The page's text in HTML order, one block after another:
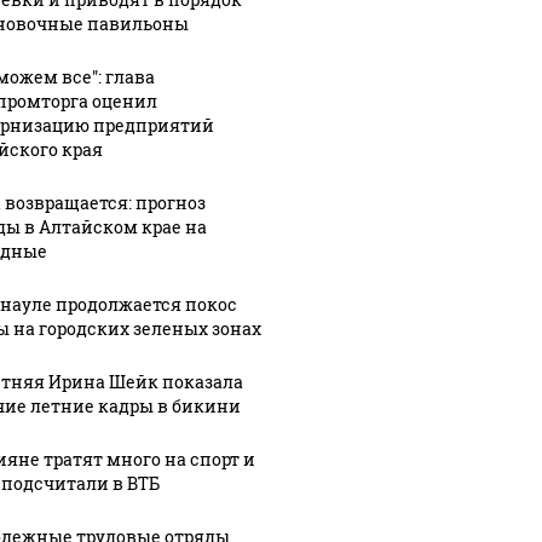
Стало
известно, у
каких
растут
зарплаты в
крае
павильоны
все": глава
оценил
предприятий
края
прогноз
в Алтайском крае на
продолжается покос
на городских зеленых зонах
Ирина Шейк показала
летние кадры в бикини
тратят много на спорт и
в ВТБ
трудовые отряды